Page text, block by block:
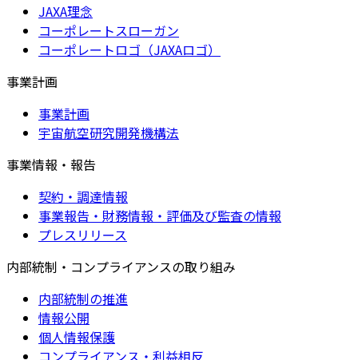
JAXA理念
コーポレートスローガン
コーポレートロゴ（JAXAロゴ）
事業計画
事業計画
宇宙航空研究開発機構法
事業情報・報告
契約・調達情報
事業報告・財務情報・評価及び監査の情報
プレスリリース
内部統制・コンプライアンスの取り組み
内部統制の推進
情報公開
個人情報保護
コンプライアンス・利益相反